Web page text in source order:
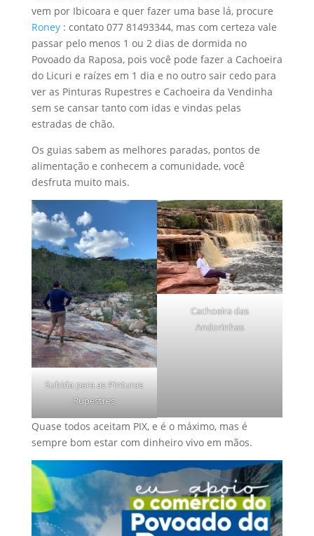
vem por Ibicoara e quer fazer uma base lá, procure
Roney : contato 077 81493344, mas com certeza vale
passar pelo menos 1 ou 2 dias de dormida no
Povoado da Raposa, pois você pode fazer a Cachoeira
do Licuri e raízes em 1 dia e no outro sair cedo para
ver as Pinturas Rupestres e Cachoeira da Vendinha
sem se cansar tanto com idas e vindas pelas
estradas de chão.
Os guias sabem as melhores paradas, pontos de
alimentação e conhecem a comunidade, você
desfruta muito mais.
Subida para as Pinturas
Rupestres
Cachoeira das
Andorinhas
Quase todos aceitam PIX, e é o máximo, mas é
sempre bom estar com dinheiro vivo em mãos.